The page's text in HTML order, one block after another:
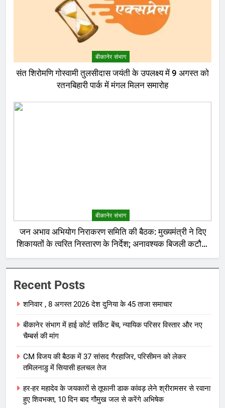
बीकानेर संभाग
संत शिरोमणि गोस्वामी तुलसीदास जयंती के उपलक्ष्य में 9 अगस्त को
रतनबिहारी पार्क में मंगल मिलन समारोह
बीकानेर संभाग
जन अभाव अभियोग निराकरण समिति की बैठक: मुख्यमंत्री ने दिए
शिकायतों के त्वरित निस्तारण के निर्देश; अनावश्यक बिजली कटौती
पर सख्त रुख
Recent Posts
शनिवार , 8 अगस्त 2026 देश दुनिया के 45 ताजा समाचार
बीकानेर संभाग में हाई कोर्ट सर्किट बेंच, न्यायिक परिसर विस्तार और नए
चैम्बर्स की मांग
CM विजय की बैठक में 37 सांसद गैरहाजिर, परिसीमन को लेकर
तमिलनाडु में सियासी हलचल तेज
हर-हर महादेव के जयकारों से तूफानी डाक कांवड़ लेने श्रीरामसर से रवाना
हुए शिवभक्त, 10 दिन बाद गौमुख जल से करेंगे अभिषेक